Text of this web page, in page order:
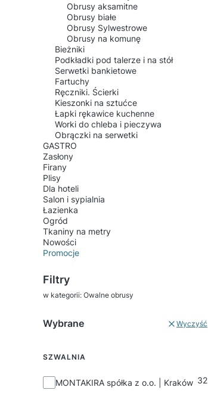
Obrusy aksamitne
Obrusy białe
Obrusy Sylwestrowe
Obrusy na komunę
Bieżniki
Podkładki pod talerze i na stół
Serwetki bankietowe
Fartuchy
Ręczniki. Ścierki
Kieszonki na sztućce
Łapki rękawice kuchenne
Worki do chleba i pieczywa
Obrączki na serwetki
GASTRO
Zasłony
Firany
Plisy
Dla hoteli
Salon i sypialnia
Łazienka
Ogród
Tkaniny na metry
Nowości
Promocje
Filtry
w kategorii: Owalne obrusy
Wybrane Wyczyść
SZWALNIA
SZWALNIA
MONTAKIRA spółka z o.o. | Kraków 32